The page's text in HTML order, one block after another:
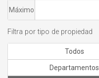
Máximo
Filtra por tipo de propiedad
Todos
Departamentos